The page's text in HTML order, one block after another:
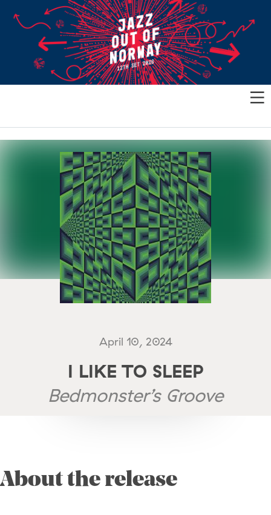
April 10, 2024
I LIKE TO SLEEP
Bedmonster’s Groove
About the release